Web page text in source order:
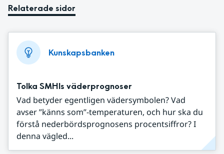
Relaterade sidor
Kunskapsbanken
Tolka SMHIs väderprognoser
Vad betyder egentligen vädersymbolen? Vad
avser ”känns som”-temperaturen, och hur ska du
förstå nederbördsprognosens procentsiffror? I
denna vägled...